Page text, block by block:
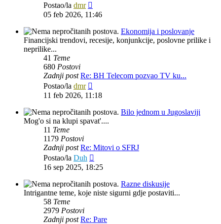
Postao/la dmr
post
05 feb 2026, 11:46
Ekonomija i poslovanje
Financijski trendovi, recesije, konjunkcije, poslovne prilike i
neprilike...
41 Teme
680 Postovi
Zadnji post Re: BH Telecom pozvao TV ku...
Postao/la dmr
post
11 feb 2026, 11:18
Bilo jednom u Jugoslaviji
Mog'o si na klupi spavat'....
11 Teme
1179 Postovi
Zadnji post Re: Mitovi o SFRJ
Postao/la Duh
post
16 sep 2025, 18:25
Razne diskusije
Intrigantne teme, koje niste sigurni gdje postaviti...
58 Teme
2979 Postovi
Zadnji post Re: Pare